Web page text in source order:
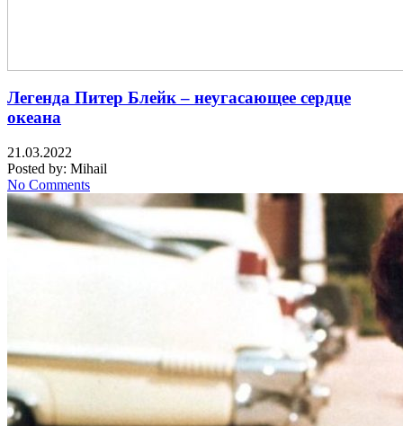
Легенда Питер Блейк – неугасающее сердце
океана
21.03.2022
Posted by: Mihail
No Comments